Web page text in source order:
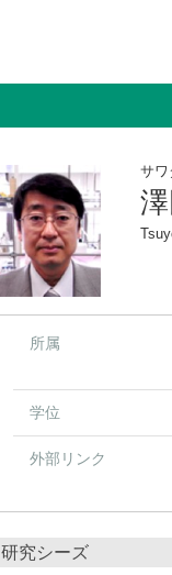
サ
所属
学位
外部リンク
研究シーズ